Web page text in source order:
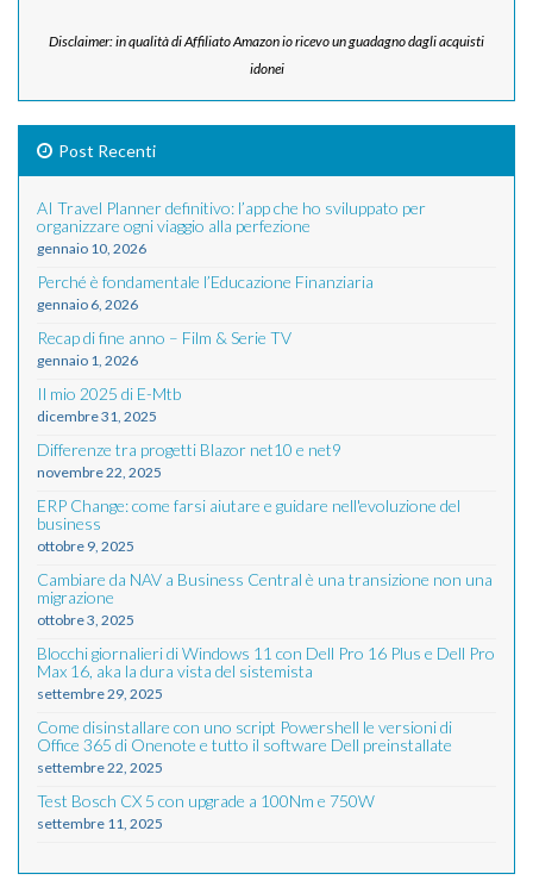
Disclaimer: in qualità di Affiliato Amazon io ricevo un guadagno dagli acquisti
idonei
Post Recenti
AI Travel Planner definitivo: l’app che ho sviluppato per
organizzare ogni viaggio alla perfezione
gennaio 10, 2026
Perché è fondamentale l’Educazione Finanziaria
gennaio 6, 2026
Recap di fine anno – Film & Serie TV
gennaio 1, 2026
Il mio 2025 di E-Mtb
dicembre 31, 2025
Differenze tra progetti Blazor net10 e net9
novembre 22, 2025
ERP Change: come farsi aiutare e guidare nell'evoluzione del
business
ottobre 9, 2025
Cambiare da NAV a Business Central è una transizione non una
migrazione
ottobre 3, 2025
Blocchi giornalieri di Windows 11 con Dell Pro 16 Plus e Dell Pro
Max 16, aka la dura vista del sistemista
settembre 29, 2025
Come disinstallare con uno script Powershell le versioni di
Office 365 di Onenote e tutto il software Dell preinstallate
settembre 22, 2025
Test Bosch CX 5 con upgrade a 100Nm e 750W
settembre 11, 2025